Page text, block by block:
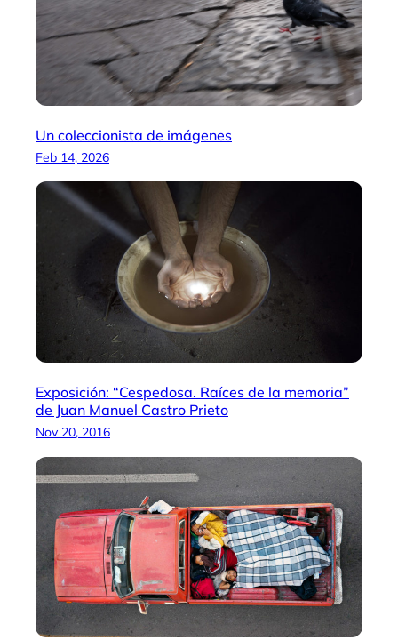
Un coleccionista de imágenes
Feb 14, 2026
Exposición: “Cespedosa. Raíces de la memoria”
de Juan Manuel Castro Prieto
Nov 20, 2016